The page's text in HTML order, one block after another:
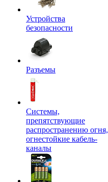
Устройства
безопасности
Разъемы
Системы,
препятствующие
распространению огня,
огнестойкие кабель-
каналы